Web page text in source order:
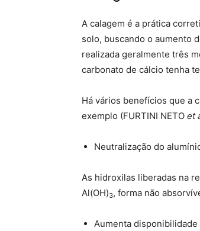
A calagem é a prática
solo, buscando o aumento
realizada geralmente três
carbonato de cálcio tenha
Há vários benefícios que a
exemplo (FURTINI NETO et
Neutralização do
As hidroxilas liberadas na
Al(OH)3, forma não
Aumenta